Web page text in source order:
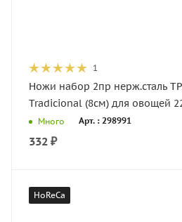
1
Ножи набор 2пр нерж.сталь
Tradicional (8см) для овощей
Много Арт. : 298991
332 ₽
HoReCa